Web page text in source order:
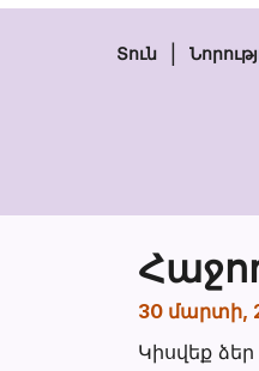
Տուն
30 մարտի,
Կիսվեք